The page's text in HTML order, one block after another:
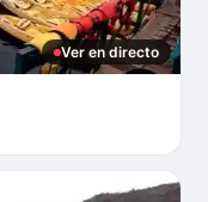
Ver en directo